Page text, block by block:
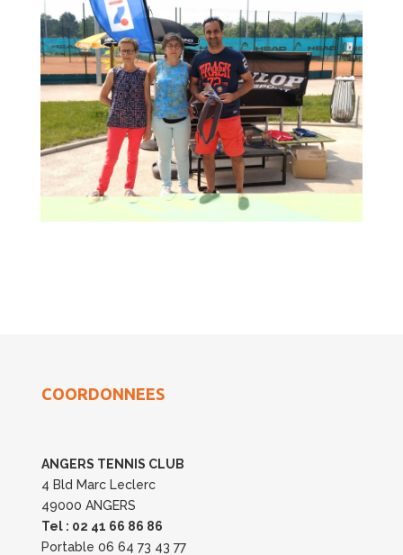
COORDONNEES
ANGERS TENNIS CLUB
4 Bld Marc Leclerc
49000 ANGERS
Tel : 02 41 66 86 86
Portable 06 64 73 43 77